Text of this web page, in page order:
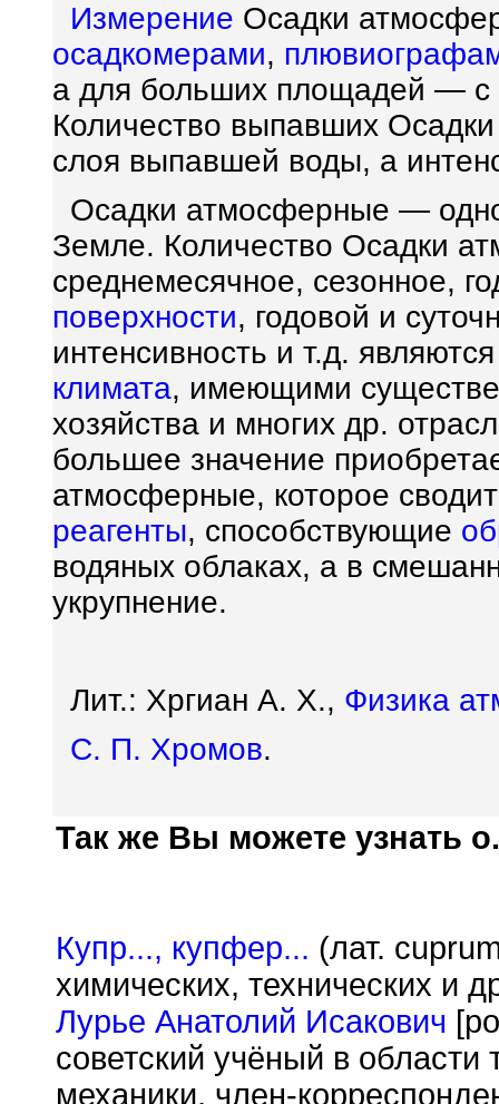
Измерение Осадки
осадкомерами,
а для больших площадей —
Количество выпавших
слоя выпавшей воды, а
Осадки атмосферные —
Земле. Количество Осадки
среднемесячное, сезонное,
поверхности, годовой и
интенсивность и т.д.
климата, имеющими
хозяйства и многих др.
большее значение
атмосферные, которое
реагенты, способствующие
водяных облаках, а в
укрупнение.
Лит.: Хргиан А. Х., Физика
С. П. Хромов.
Так же Вы можете узнать
Купр..., купфер... (лат.
химических, технических и
Лурье Анатолий Исакович
советский учёный в области
механики, член-